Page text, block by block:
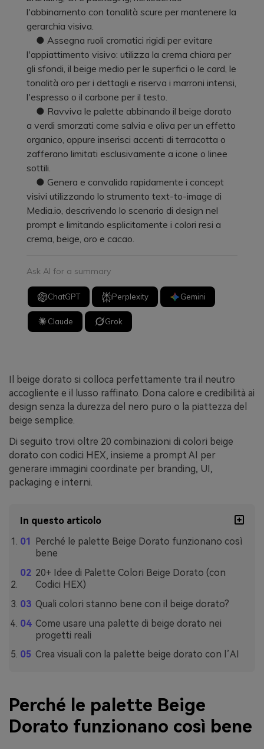
l'abbinamento con tonalità scure per mantenere la
gerarchia visiva.
● Assegna ruoli cromatici rigidi per evitare
l'appiattimento visivo: utilizza la crema chiara per
gli sfondi, il beige medio per le superfici o le card, le
tonalità oro per i dettagli e riserva i marroni intensi,
l'espresso o il carbone per il testo.
● Ravviva le palette abbinando il beige dorato
a verdi smorzati come salvia e oliva per un effetto
organico, oppure inserisci accenti di terracotta o
zafferano limitati esclusivamente a icone o linee
sottili.
● Genera e convalida rapidamente i concept
visivi utilizzando lo strumento text-to-image di
Media.io, descrivendo lo scenario di design nel
prompt e limitando esplicitamente i colori resi a
crema, beige, oro e cacao.
Ask AI for a summary
ChatGPT Perplexity Gemini
Claude Grok
Il beige dorato si colloca perfettamente tra il neutro
accogliente e il lusso raffinato. Dona calore e credibilità ai
design senza la durezza del nero puro o la piattezza del
beige semplice.
Di seguito trovi oltre 20 combinazioni di colori beige
dorato con codici HEX, insieme a prompt AI per
generare immagini coordinate per branding, UI,
packaging e interni.
In questo articolo
Perché le palette Beige Dorato funzionano così
bene
20+ Idee di Palette Colori Beige Dorato (con
Codici HEX)
Quali colori stanno bene con il beige dorato?
Come usare una palette di beige dorato nei
progetti reali
Crea visuali con la palette beige dorato con l’AI
Perché le palette Beige
Dorato funzionano così bene